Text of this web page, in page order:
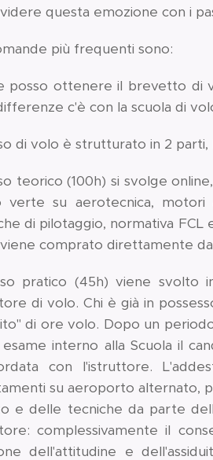
questa emozione con i
più frequenti sono:
posso ottenere il brevetto di
c'è con la scuola di
di volo è strutturato in 2
teorico (100h) si svolge
verte su aerotecnica, motori
di pilotaggio, normativa
comprato direttamente
pratico (45h) viene svolto
di volo. Chi è già in
di ore volo. Dopo un
interno alla Scuola il
con l'istruttore.
su aeroporto alternato,
e delle tecniche da parte
complessivamente il
dell'attitudine e